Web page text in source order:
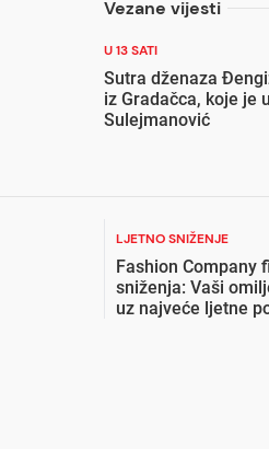
Vezane vijesti
U 13 SATI
Sutra dženaza
iz Gradačca, koje je
Sulejmanović
LJETNO SNIŽENJE
Fashion Company
sniženja: Vaši
uz najveće ljetne